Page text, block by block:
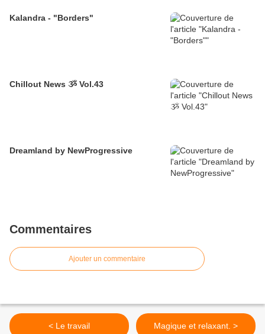
Kalandra - "Borders"
Chillout News ૐ Vol.43
Dreamland by NewProgressive
Commentaires
Ajouter un commentaire
< Le travail Magique et relaxant. >